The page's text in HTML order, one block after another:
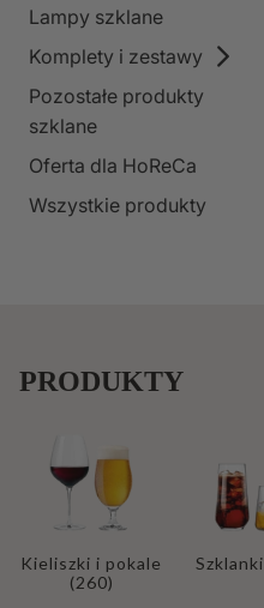
Lampy szklane
Komplety i zestawy
Pozostałe produkty
szklane
Oferta dla HoReCa
Wszystkie produkty
PRODUKTY
Kieliszki i pokale
(260)
Szklanki